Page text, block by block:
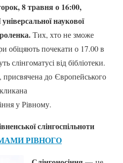
8 травня о 16:00,
наукової
Тих, хто не зможе
обіцяють почекати о 17.00 в
слінгоматусі від бібліотеки.
до Європейського
у Рівному.
слінгоспільноти
РІВНОГО